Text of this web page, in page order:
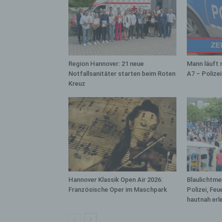
Region Hannover: 21 neue
Notfallsanitäter starten beim Roten
Kreuz
Mann läuft
A7 –
Hannover Klassik Open Air 2026:
Französische Oper im Maschpark
Polizei,
hautnah
f)